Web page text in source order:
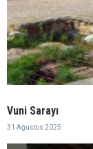
Vuni Sarayı
31 Ağustos 2025